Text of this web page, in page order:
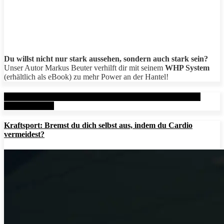
Du willst nicht nur stark aussehen, sondern auch stark sein?
Unser Autor Markus Beuter verhilft dir mit seinem WHP System
(erhältlich als eBook) zu mehr Power an der Hantel!
Kraftsport: Bremst du dich selbst aus, indem du Cardio
vermeidest?